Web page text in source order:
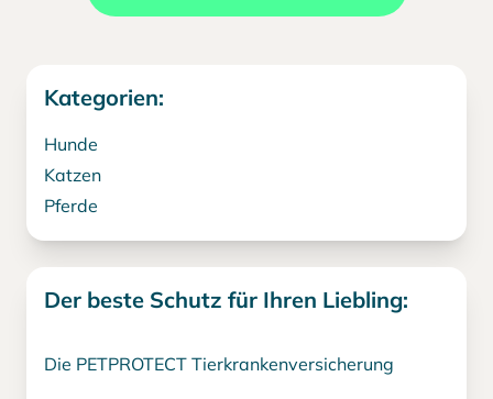
Kategorien:
Hunde
Katzen
Pferde
Der beste Schutz für Ihren Liebling:
Die PETPROTECT Tierkrankenversicherung